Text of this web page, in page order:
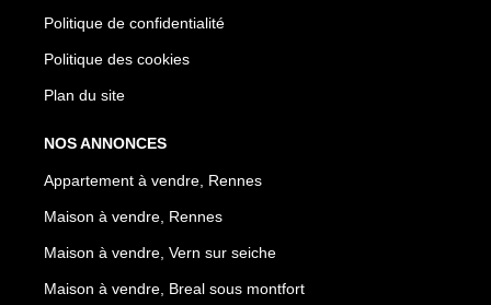
Politique de confidentialité
Politique des cookies
Plan du site
NOS ANNONCES
Appartement à vendre, Rennes
Maison à vendre, Rennes
Maison à vendre, Vern sur seiche
Maison à vendre, Breal sous montfort